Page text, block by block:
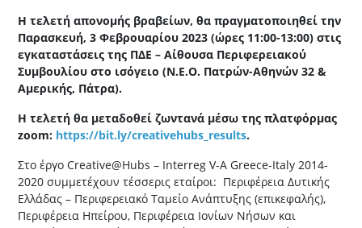
Η τελετή απονομής βραβείων, θα πραγματοποιηθεί την
Παρασκευή, 3 Φεβρουαρίου 2023 (ώρες 11:00-13:00) στις
εγκαταστάσεις της ΠΔΕ – Αίθουσα Περιφερειακού
Συμβουλίου στο ισόγειο (Ν.Ε.Ο. Πατρών-Αθηνών 32 &
Αμερικής, Πάτρα).
Η τελετή θα μεταδοθεί ζωντανά μέσω της πλατφόρμας
zoom: https://bit.ly/creativehubs_results.
Στο έργο Creative@Hubs – Interreg V-A Greece-Italy 2014-
2020 συμμετέχουν τέσσερις εταίροι: Περιφέρεια Δυτικής
Ελλάδας – Περιφερειακό Ταμείο Ανάπτυξης (επικεφαλής),
Περιφέρεια Ηπείρου, Περιφέρεια Ιονίων Νήσων και